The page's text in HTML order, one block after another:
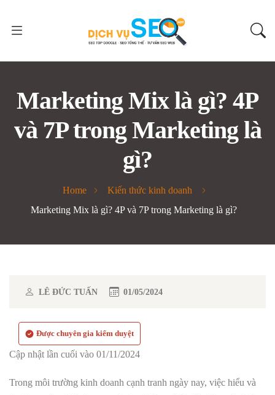
Marketing Mix là gì? 4P
và 7P trong Marketing là
gì?
Home
Kiến thức kinh doanh
Marketing Mix là gì? 4P và 7P trong Marketing là gì?
LÊ ĐỨC TUẤN 01/05/2024
Được chuyên gia kiểm duyệt
Cập nhật lần cuối vào 01/11/2024
Trong môi trường kinh doanh cạnh tranh ngày nay, việc hiểu và